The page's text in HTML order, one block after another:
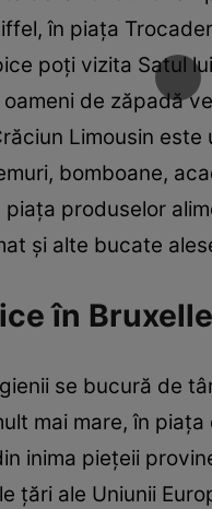
în piaţa
poţi vizita Satul
de zăpadă
Limousin
bomboane,
produselor
şi alte bucate
în
se bucură de
mai mare, în
inima pieţeii
ţări ale Uniunii